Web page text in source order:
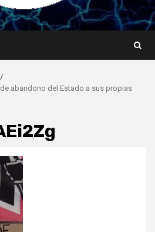
de abandono del Estado a sus propias